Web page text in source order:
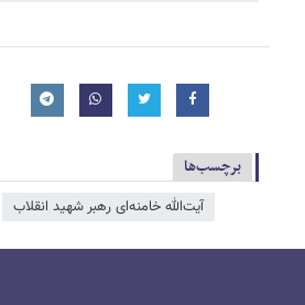
برچسب‌ها
آیت‌الله خامنه‌ای رهبر شهید انقلاب